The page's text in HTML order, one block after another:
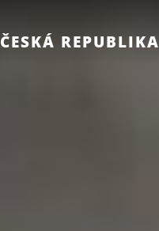
ČESKÁ REPUBLIKA